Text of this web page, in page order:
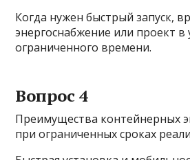
Когда нужен быстрый запуск,
энергоснабжение или проект в
ограниченного времени.
Вопрос 4
Преимущества контейнерных
при ограниченных сроках